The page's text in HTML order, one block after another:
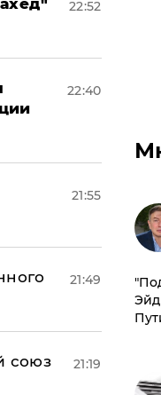
22:52
22:40
21:55
21:49
союз
21:19